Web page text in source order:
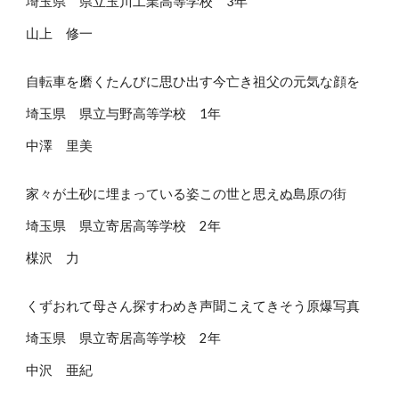
山上 修一
自転車を磨くたんびに思ひ出す今亡き祖父の元気な顔を
埼玉県 県立与野高等学校 1年
中澤 里美
家々が土砂に埋まっている姿この世と思えぬ島原の街
埼玉県 県立寄居高等学校 2年
楳沢 力
くずおれて母さん探すわめき声聞こえてきそう原爆写真
埼玉県 県立寄居高等学校 2年
中沢 亜紀